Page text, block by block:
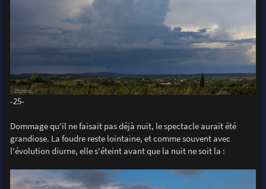
-25-
Dommage qu'il ne faisait pas déjà nuit, le spectacle aurait été
grandiose. La foudre reste lointaine, et comme souvent avec
l'évolution diurne, elle s'éteint avant que la nuit ne soit la :